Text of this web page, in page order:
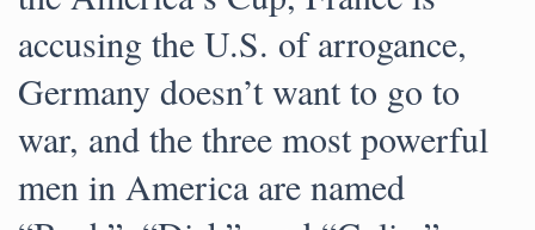
accusing the U.S. of arrogance,
Germany doesn’t want to go to
war, and the three most powerful
men in America are named